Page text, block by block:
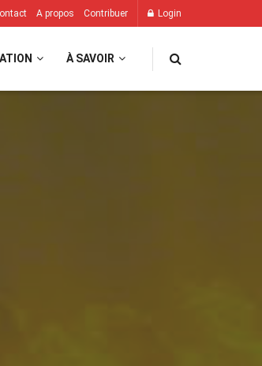
A propos Contribuer Login
À SAVOIR